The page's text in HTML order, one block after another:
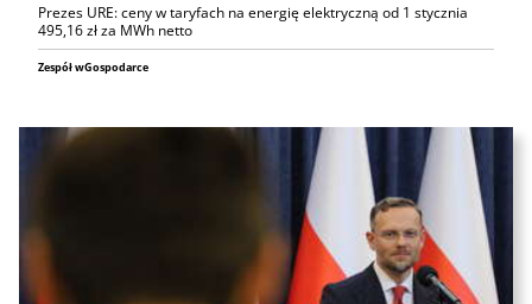
Prezes URE: ceny w taryfach na energię elektryczną od 1 stycznia
495,16 zł za MWh netto
Zespół wGospodarce